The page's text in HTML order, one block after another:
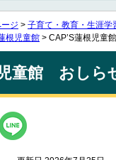
ージ > 子育て・教育・生涯学
根児童館 > CAP’S蓮根児童
童館 おしら